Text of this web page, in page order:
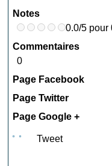
Notes
0.0/5 pour
Commentaires
0
Page Facebook
Page Twitter
Page Google +
Tweet